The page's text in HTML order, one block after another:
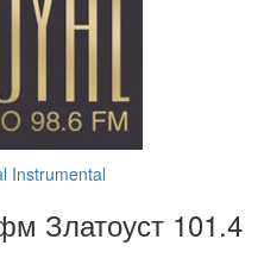
Instrumental
Златоуст 101.4